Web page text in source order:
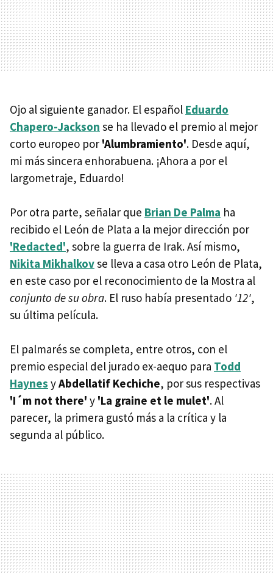
Ojo al siguiente ganador. El español Eduardo
Chapero-Jackson se ha llevado el premio al mejor
corto europeo por 'Alumbramiento'. Desde aquí,
mi más sincera enhorabuena. ¡Ahora a por el
largometraje, Eduardo!
Por otra parte, señalar que Brian De Palma ha
recibido el León de Plata a la mejor dirección por
'Redacted', sobre la guerra de Irak. Así mismo,
Nikita Mikhalkovse lleva a casa otro León de Plata,
en este caso por el reconocimiento de la Mostra al
conjunto de su obra. El ruso había presentado '12',
su última película.
El palmarés se completa, entre otros, con el
premio especial del jurado ex-aequo para Todd
Haynes yAbdellatif Kechiche, por sus respectivas
'I´m not there' y 'La graine et le mulet'. Al
parecer, la primera gustó más a la crítica y la
segunda al público.